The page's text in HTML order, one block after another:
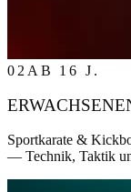
02 AB 16 J.
Sportkarate &
— Technik, Taktik